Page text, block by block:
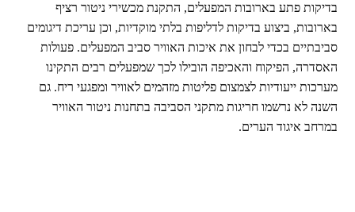
בדיקות פתע בארובות המפעלים, התקנת מכשירי ניטור רציף
בארובות, ביצוע בדיקות לדליפות בלתי מוקדיות, וכן עריכת דיגומים
סביבתיים בכדי לבחון את איכות האוויר סביב המפעלים. פעולות
האסדרה, הפיקוח והאכיפה הובילו לכך שמפעלים רבים התקינו
מערכות ייעודיות לצמצום פליטות מזהמים לאוויר ומפגעי ריח. גם
השנה לא נרשמו חריגות מתקני הסביבה בתחנות ניטור האוויר
במרחב איגוד הערים.